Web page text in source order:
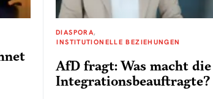
DIASPORA
INSTITUTIONELLE BEZIEHUNGEN
AfD fragt: Was macht die
Integrationsbeauftragte?